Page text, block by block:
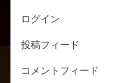
ログイン
投稿フィード
コメントフィード